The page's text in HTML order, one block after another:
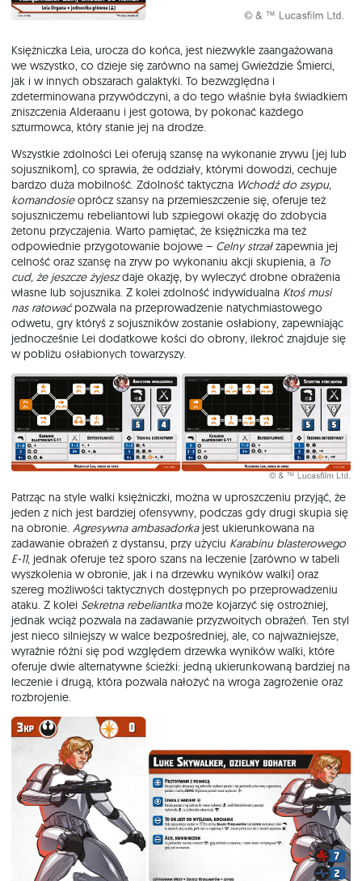
Księżniczka Leia, urocza do końca, jest niezwykle zaangażowana
we wszystko, co dzieje się zarówno na samej Gwieździe Śmierci,
jak i w innych obszarach galaktyki. To bezwzględna i
zdeterminowana przywódczyni, a do tego właśnie była świadkiem
zniszczenia Alderaanu i jest gotowa, by pokonać każdego
szturmowca, który stanie jej na drodze.
Wszystkie zdolności Lei oferują szansę na wykonanie zrywu (jej lub
sojusznikom), co sprawia, że oddziały, którymi dowodzi, cechuje
bardzo duża mobilność. Zdolność taktyczna Wchodź do zsypu,
komandosieoprócz szansy na przemieszczenie się, oferuje też
sojuszniczemu rebeliantowi lub szpiegowi okazję do zdobycia
żetonu przyczajenia. Warto pamiętać, że księżniczka ma też
odpowiednie przygotowanie bojowe – Celny strzałzapewnia jej
celność oraz szansę na zryw po wykonaniu akcji skupienia, a To
cud, że jeszcze żyjeszdaje okazję, by wyleczyć drobne obrażenia
własne lub sojusznika. Z kolei zdolność indywidualna Ktoś musi
nas ratowaćpozwala na przeprowadzenie natychmiastowego
odwetu, gry któryś z sojuszników zostanie osłabiony, zapewniając
jednocześnie Lei dodatkowe kości do obrony, ilekroć znajduje się
w pobliżu osłabionych towarzyszy.
Patrząc na style walki księżniczki, można w uproszczeniu przyjąć, że
jeden z nich jest bardziej ofensywny, podczas gdy drugi skupia się
na obronie. Agresywna ambasadorkajest ukierunkowana na
zadawanie obrażeń z dystansu, przy użyciu Karabinu blasterowego
E-11, jednak oferuje też sporo szans na leczenie (zarówno w tabeli
wyszkolenia w obronie, jak i na drzewku wyników walki) oraz
szereg możliwości taktycznych dostępnych po przeprowadzeniu
ataku. Z kolei Sekretna rebeliantkamoże kojarzyć się ostrożniej,
jednak wciąż pozwala na zadawanie przyzwoitych obrażeń. Ten styl
jest nieco silniejszy w walce bezpośredniej, ale, co najważniejsze,
wyraźnie różni się pod względem drzewka wyników walki, które
oferuje dwie alternatywne ścieżki: jedną ukierunkowaną bardziej na
leczenie i drugą, która pozwala nałożyć na wroga zagrożenie oraz
rozbrojenie.